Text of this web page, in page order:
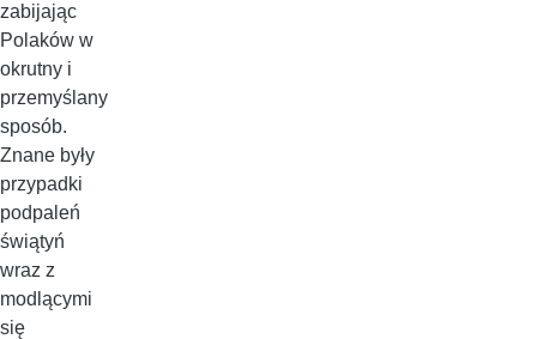
zabijając
Polaków w
okrutny i
przemyślany
sposób.
Znane były
przypadki
podpaleń
świątyń
wraz z
modlącymi
się